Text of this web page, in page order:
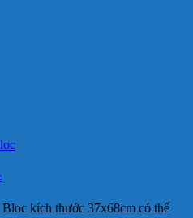
kích thước 37x68cm có thể